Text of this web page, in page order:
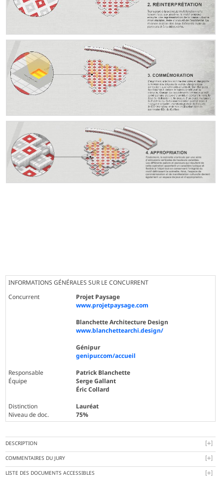
INFORMATIONS GÉNÉRALES SUR LE CONCURRENT
Concurrent
Projet Paysage
www.projetpaysage.com
Blanchette Architecture Design
www.blanchettearchi.design/
Génipur
genipur.com/accueil
Responsable
Patrick Blanchette
Équipe
Serge Gallant
Éric Collard
Distinction
Lauréat
Niveau de doc.
75%
DESCRIPTION
COMMENTAIRES DU JURY
LISTE DES DOCUMENTS ACCESSIBLES